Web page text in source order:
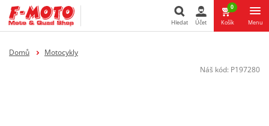
Hledat Účet
0
Košík Menu
Domů
Motocykly
Náš kód: P197280